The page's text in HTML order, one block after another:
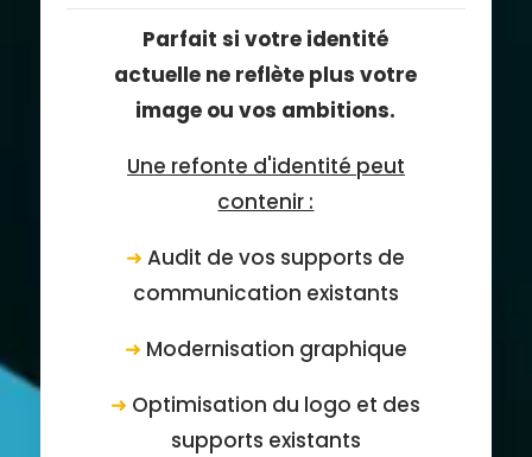
Parfait si votre identité
actuelle ne reflète plus votre
image ou vos ambitions.
Une refonte d'identité peut
contenir :
➜Audit de vos supports de
communication existants
➜ Modernisation graphique
➜ Optimisation du logo et des
supports existants